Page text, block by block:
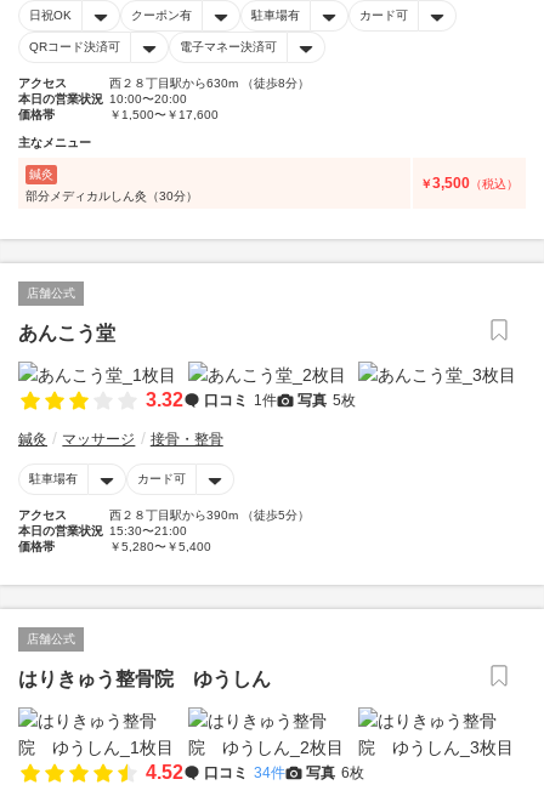
日祝OK クーポン有 駐車場有 カード可
QRコード決済可 電子マネー決済可
アクセス
西２８丁目駅から630m （徒歩8分）
本日の営業状況 10:00〜20:00
価格帯
￥1,500〜￥17,600
主なメニュー
鍼灸
部分メディカルしん灸（30分）
￥3,500 （税込）
店舗公式
あんこう堂
3.32 口コミ 1件 写真 5枚
鍼灸 マッサージ 接骨・整骨
駐車場有 カード可
アクセス
西２８丁目駅から390m （徒歩5分）
本日の営業状況 15:30〜21:00
価格帯
￥5,280〜￥5,400
店舗公式
はりきゅう整骨院 ゆうしん
4.52 口コミ 34件 写真 6枚